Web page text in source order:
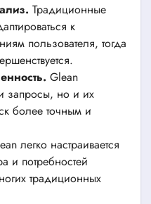
Традиционные
к
пользователя, тогда
Glean
запросы, но и их
более точным и
легко настраивается
и потребностей
традиционных